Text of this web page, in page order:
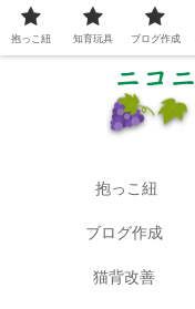
抱っこ紐
ブログ作成
猫背改善
抱っこ紐 知育玩具 ブログ作成